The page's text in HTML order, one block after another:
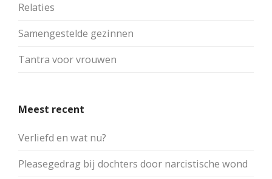
Relaties
Samengestelde gezinnen
Tantra voor vrouwen
Meest recent
Verliefd en wat nu?
Pleasegedrag bij dochters door narcistische wond